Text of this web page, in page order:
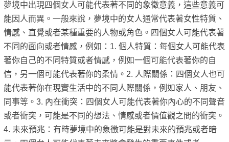
夢境中出現四個女人可能代表著不同的象徵意義，這些意義可
能因人而異。一般來說，夢境中的女人通常代表著女性特質、
情感、直覺或者某種重要的人物或角色。四個女人可能代表著
不同的面向或者情感，例如：1. 個人特質：每個女人可能代表
著你自己的不同特質或者情感，例如一個可能代表著你的自
信，另一個可能代表著你的柔情。2. 人際關係：四個女人也可
能代表著你在現實生活中的不同人際關係，例如家人、朋友、
同事等。3. 內在衝突：四個女人可能代表著你內心的不同聲音
或者衝突，可能是不同的想法、情感或者價值觀之間的衝突。
4. 未來預兆：有時夢境中的象徵可能是對未來的預兆或者暗